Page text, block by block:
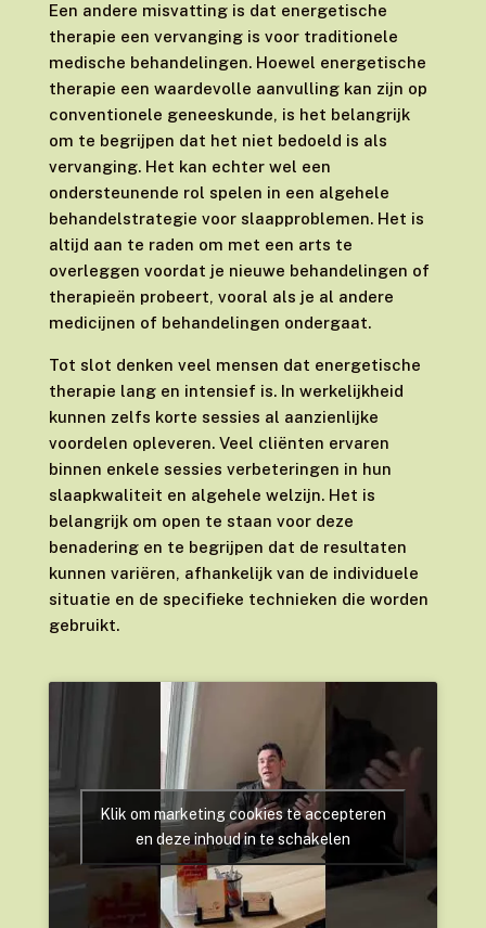
Een andere misvatting is dat energetische
therapie een vervanging is voor traditionele
medische behandelingen. Hoewel energetische
therapie een waardevolle aanvulling kan zijn op
conventionele geneeskunde, is het belangrijk
om te begrijpen dat het niet bedoeld is als
vervanging. Het kan echter wel een
ondersteunende rol spelen in een algehele
behandelstrategie voor slaapproblemen. Het is
altijd aan te raden om met een arts te
overleggen voordat je nieuwe behandelingen of
therapieën probeert, vooral als je al andere
medicijnen of behandelingen ondergaat.
Tot slot denken veel mensen dat energetische
therapie lang en intensief is. In werkelijkheid
kunnen zelfs korte sessies al aanzienlijke
voordelen opleveren. Veel cliënten ervaren
binnen enkele sessies verbeteringen in hun
slaapkwaliteit en algehele welzijn. Het is
belangrijk om open te staan voor deze
benadering en te begrijpen dat de resultaten
kunnen variëren, afhankelijk van de individuele
situatie en de specifieke technieken die worden
gebruikt.
Klik om marketing cookies te accepteren
en deze inhoud in te schakelen